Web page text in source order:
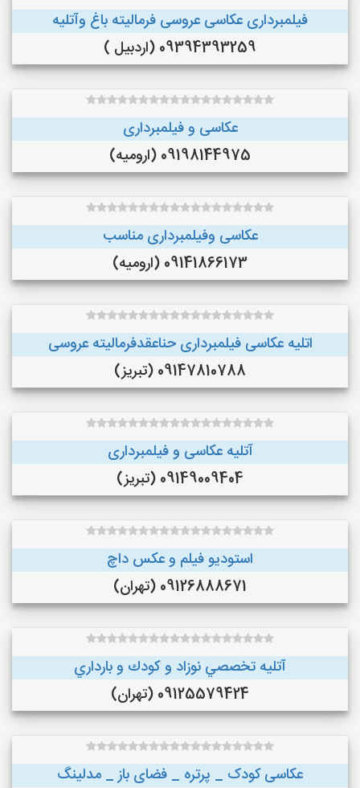
فیلمبرداری عکاسی عروسی فرمالیته باغ وآتلیه
09394393259 (اردبیل )
عکاسی و فیلمبرداری
09198144975 (ارومیه)
عکاسی وفیلمبرداری مناسب
09141866173 (ارومیه)
اتلیه عکاسی فیلمبرداری حناعقدفرمالیته عروسی
09147810788 (تبریز)
آتلیه عکاسی و فیلمبرداری
09149009404 (تبریز)
استودیو فیلم و عکس داچ
09126888671 (تهران)
آتليه تخصصي نوزاد و كودك و بارداري
09125579424 (تهران)
عکاسی کودک _ پرتره _ فضای باز _ مدلینگ